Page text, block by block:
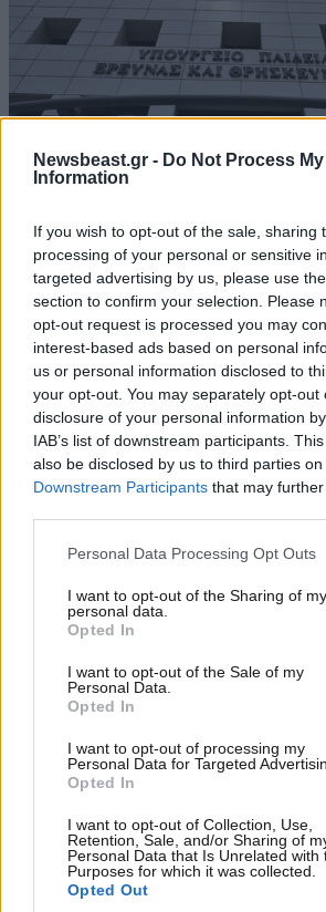
Newsbeast.gr - Do Not Process
Information
If you wish to opt-out of the sale, sharing
processing of your personal or sensitive
targeted advertising by us, please use
section to confirm your selection. Please
opt-out request is processed you may
interest-based ads based on personal
us or personal information disclosed to
your opt-out. You may separately opt-out
disclosure of your personal information
IAB’s list of downstream participants.
also be disclosed by us to third parties on
Downstream Participants that may
Please note that this website/app uses
not limited to your visit or usage
grant or deny consent to Google and its
use your data for below specified
consent section.
Personal Data Processing Opt Outs
I want to opt-out of the Sharing of my
personal data.
Opted In
I want to opt-out of the Sale of my
Personal Data.
Opted In
I want to opt-out of processing my
Personal Data for Targeted
Opted In
I want to opt-out of Collection, Use,
Retention, Sale, and/or Sharing of
Personal Data that Is Unrelated with
Purposes for which it was collected.
Opted Out
Δημόσιες ΣΑΕΚ: Αυτές είναι οι
και τα 860 τμήματα για το νέο
Προκλήσεις στο Αιγαίο:
οπλισμένα τουρκικά F-16 και 17